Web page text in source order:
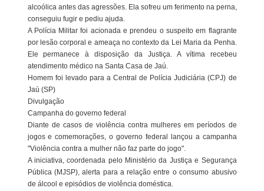
alcoólica antes das agressões. Ela sofreu um ferimento na perna,
conseguiu fugir e pediu ajuda.
A Polícia Militar foi acionada e prendeu o suspeito em flagrante
por lesão corporal e ameaça no contexto da Lei Maria da Penha.
Ele permanece à disposição da Justiça. A vítima recebeu
atendimento médico na Santa Casa de Jaú.
Homem foi levado para a Central de Polícia Judiciária (CPJ) de
Jaú (SP)
Divulgação
Campanha do governo federal
Diante de casos de violência contra mulheres em períodos de
jogos e comemorações, o governo federal lançou a campanha
"Violência contra a mulher não faz parte do jogo".
A iniciativa, coordenada pelo Ministério da Justiça e Segurança
Pública (MJSP), alerta para a relação entre o consumo abusivo
de álcool e episódios de violência doméstica.